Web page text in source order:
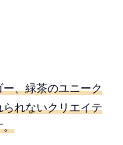
、緑茶のユニーク
れないクリエイテ
。